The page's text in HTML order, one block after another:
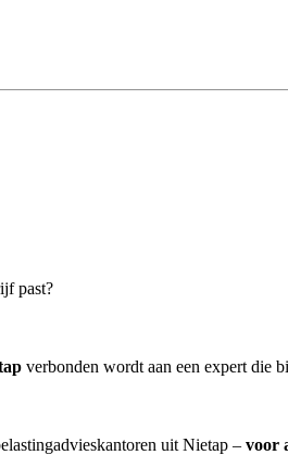
past?
verbonden wordt aan een expert die
uit Nietap – voor